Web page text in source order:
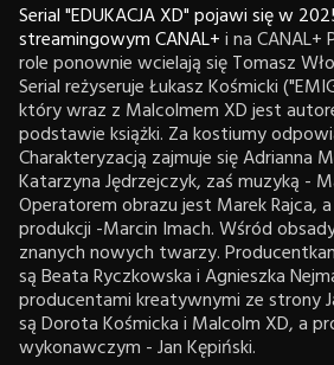
Serial "EDUKACJA XD" pojawi się w
streamingowym CANAL+i na CANAL+
role ponownie wcielają się Tomasz
Serial reżyseruje Łukasz Kośmicki
który wraz z Malcolmem XD jest
podstawie książki. Za kostiumy
Charakteryzacją zajmuje się Adrianna
Katarzyna Jędrzejczyk, zaś muzyką -
Operatorem obrazu jest Marek Rajca,
produkcji -Marcin Imach. Wśród
znanych nowych twarzy.
są Beata Ryczkowska i Agnieszka
producentami kreatywnymi ze strony
są Dorota Kośmicka i Malcolm XD, a
wykonawczym - Jan Kępiński.